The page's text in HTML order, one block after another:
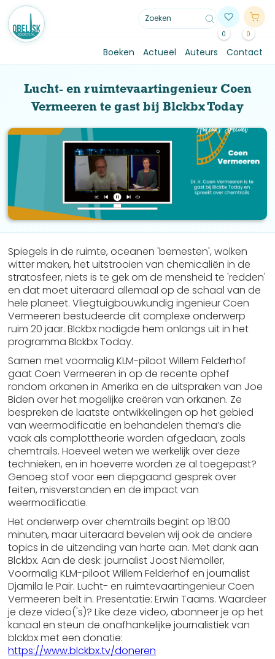
0 0
Boeken Actueel Auteurs Contact
Lucht- en ruimtevaartingenieur Coen
Vermeeren te gast bij Blckbx Today
Spiegels in de ruimte, oceanen 'bemesten', wolken
witter maken, het uitstrooien van chemicaliën in de
stratosfeer, niets is te gek om de mensheid te 'redden'
en dat moet uiteraard allemaal op de schaal van de
hele planeet. Vliegtuigbouwkundig ingenieur Coen
Vermeeren bestudeerde dit complexe onderwerp
ruim 20 jaar. Blckbx nodigde hem onlangs uit in het
programma Blckbx Today.
Samen met voormalig KLM-piloot Willem Felderhof
gaat Coen Vermeeren in op de recente ophef
rondom orkanen in Amerika en de uitspraken van Joe
Biden over het mogelijke creëren van orkanen. Ze
bespreken de laatste ontwikkelingen op het gebied
van weermodificatie en behandelen thema’s die
vaak als complottheorie worden afgedaan, zoals
chemtrails. Hoeveel weten we werkelijk over deze
technieken, en in hoeverre worden ze al toegepast?
Genoeg stof voor een diepgaand gesprek over
feiten, misverstanden en de impact van
weermodificatie.
Het onderwerp over chemtrails begint op 18:00
minuten, maar uiteraard bevelen wij ook de andere
topics in de uitzending van harte aan. Met dank aan
Blckbx. Aan de desk: journalist Joost Niemoller,
Voormalig KLM-piloot Willem Felderhof en journalist
Djamila le Pair. Lucht- en ruimtevaartingenieur Coen
Vermeeren belt in. Presentatie: Erwin Taams. Waardeer
je deze video('s)? Like deze video, abonneer je op het
kanaal en steun de onafhankelijke journalistiek van
blckbx met een donatie:
https://www.blckbx.tv/doneren